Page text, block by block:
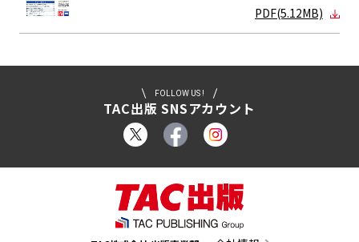
PDF(5.12MB)
FOLLOW US !
TAC出版 SNSアカウント